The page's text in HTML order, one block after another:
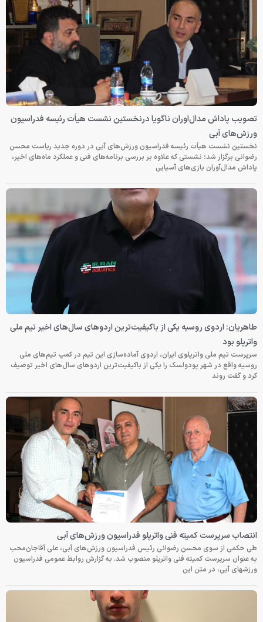
تصویب پاداش مدال‌آوران ناگویا درنخستین نشست هیأت رئیسه فدراسیون
ورزش‌های آبی
نخستین نشست هیأت رئیسه فدراسیون ورزش‌های آبی در دوره جدید ریاست محسن
رضوانی برگزار شد؛ نشستی که علاوه بر بررسی برنامه‌های فنی و عملکرد ماه‌های اخیر،
پاداش مدال‌آوران بازی‌های آسیایی
طاهریان: اردوی روسیه یکی از باکیفیت‌ترین اردوهای سال‌های اخیر تیم ملی
واترپلو بود
سرپرست تیم ملی واترپلوی ایران، اردوی آماده‌سازی این تیم در کمپ تیم‌های ملی
روسیه واقع در شهر پودولسک را یکی از باکیفیت‌ترین اردوهای سال‌های اخیر توصیف
کرد و گفت روند
انتصاب سرپرست کمیته فنی واترپلو فدراسیون ورزش‌های آبی
طی حکمی از سوی محسن رضوانی رئیس فدراسیون ورزش‌های آبی، علی آقاجان‌محب
به عنوان سرپرست کمیته فنی واترپلو منصوب شد. به گزارش روابط عمومی فدراسیون
ورزشهای آبی، در متن این